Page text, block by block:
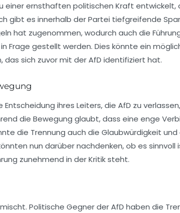
einer ernsthaften politischen Kraft entwickelt,
gibt es innerhalb der Partei tiefgreifende
hat zugenommen, wodurch auch die
Frage gestellt werden. Dies könnte ein
das sich zuvor mit der AfD identifiziert hat.
ihres Leiters, die AfD zu
die Bewegung glaubt, dass eine enge
die Trennung auch die Glaubwürdigkeit und
nun darüber nachdenken, ob es
zunehmend in der Kritik steht.
Politische Gegner der AfD haben die